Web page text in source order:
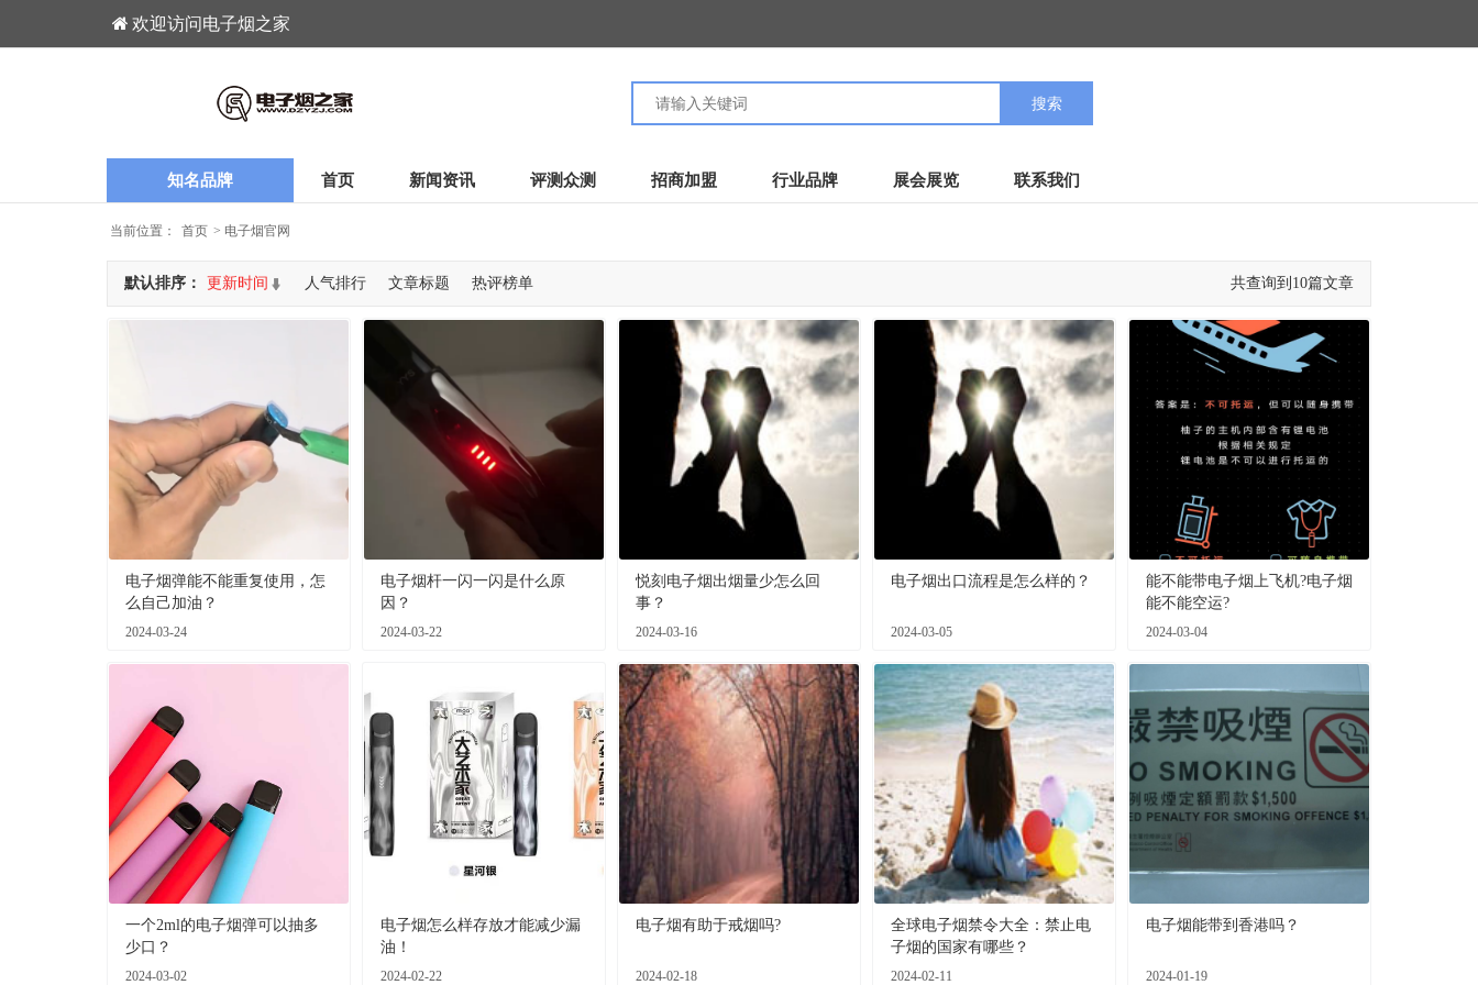
欢迎访问电子烟之家
知名品牌 首页 新闻资讯 评测众测 招商加盟 行业品牌 展会展览 联系我们
当前位置： 首页 > 电子烟官网
默认排序： 更新时间 人气排行 文章标题 热评榜单 共查询到10篇文章
电子烟弹能不能重复使用，怎
么自己加油？
2024-03-24
电子烟杆一闪一闪是什么原
因？
2024-03-22
悦刻电子烟出烟量少怎么回
事？
2024-03-16
电子烟出口流程是怎么样的？
2024-03-05
能不能带电子烟上飞机?电子烟
能不能空运?
2024-03-04
一个2ml的电子烟弹可以抽多
少口？
2024-03-02
电子烟怎么样存放才能减少漏
油！
2024-02-22
电子烟有助于戒烟吗?
2024-02-18
全球电子烟禁令大全：禁止电
子烟的国家有哪些？
2024-02-11
电子烟能带到香港吗？
2024-01-19